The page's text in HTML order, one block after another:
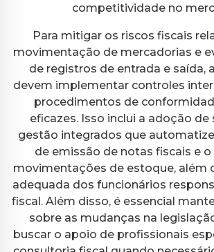
competitividade no
Para mitigar os riscos fiscais
movimentação de mercadorias e
de registros de entrada e saída,
devem implementar controles
procedimentos de
eficazes. Isso inclui a adoção
gestão integrados que
de emissão de notas fiscais e
movimentações de estoque, além
adequada dos funcionários
fiscal. Além disso, é essencial
sobre as mudanças na
buscar o apoio de profissionais